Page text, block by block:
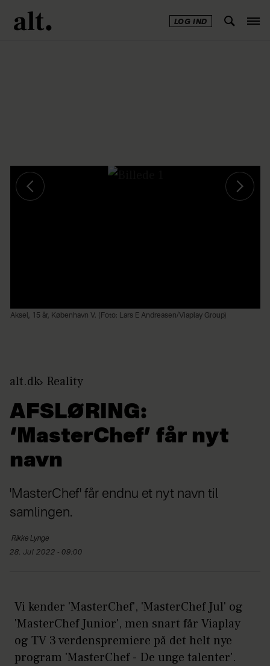
LOG IND
Aksel, 15 år, København V. (Foto: Lars E Andreasen/Viaplay Group)
alt.dk Reality
AFSLØRING:
‘MasterChef’ får nyt
navn
'MasterChef' får endnu et nyt navn til
samlingen.
Rikke Lynge
28. Jul 2022 - 09:00
Vi kender 'MasterChef', 'MasterChef Jul' og
'MasterChef Junior', men snart får Viaplay
og TV 3 verdenspremiere på det helt nye
program 'MasterChef - De unge talenter'.